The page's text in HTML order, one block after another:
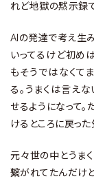
れど地獄の黙示録
AIの発達で考え生
いってるけど初め
もそうではなくて
る。うまくは言え
せるようになって
けるところに戻った
元々世の中とうま
繋がれてたんだけ